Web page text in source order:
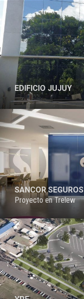
EDIFICIO JUJUY
SANCOR SEGUROS
Proyecto en Trelew